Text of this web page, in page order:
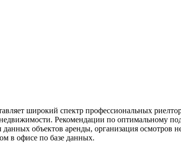
широкий спектр профессиональных
Рекомендации по оптимальному
объектов аренды, организация осмотров
в офисе по базе данных.